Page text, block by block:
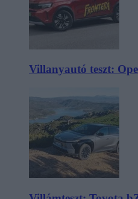
Villanyautó teszt: